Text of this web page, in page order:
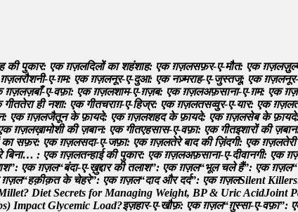
क पकर: एक ग़ज़लदल क शहशह: एक ग़ज़लसफर-ए-मत: एक गजलजल
ग़ज़लरशन-ए-गम: एक ग़ज़लनर-ए-दआ: एक नज़मरह-ए-जसतज: एक ग़ज़लनर-
ग़ज़लजब-ए-वफ: एक ग़ज़लशम-ए-गजब: एक ग़ज़लअफसन-ए-गम: एक ग़ज़
गततर ह नश: एक गतचरग-ए-हजर: एक ग़ज़लतसववर-ए-यर: एक ग़ज़ल
: एक ग़ज़लजतन क फयद: एक ग़ज़लशहद क फयद: एक ग़ज़लसब क फयद
क ग़ज़लखमश क जबन: एक गतएहसस-ए-वफ: एक गतइशर क जबन
क सफर: एक ग़ज़लसद-ए-जफ: एक ग़ज़लतर बद क जदग: एक ग़ज़लतर
बन… : एक ग़ज़लतनहई क पकर: एक ग़ज़लअफसन-ए-दवनग: एक ग़
श”: एक ग़ज़ल“बद-ए-खदर क तलश”: एक ग़ज़ल“भल चल ह”: एक ग़ज़ल“
ग़ज़ल“हककत क चहर”: एक ग़ज़ल“दद और दर”: एक ग़ज़लSilent Killers
illet? Diet Secrets for Managing Weight, BP & UricAcidJoint P
s) Impact Glycemic Load?इजहर-ए-खफ: एक ग़ज़ल“गसस-ए-वफ”: ए